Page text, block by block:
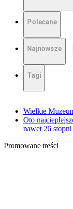
Polecane
Najnowsze
Tagi
Wielkie
Oto
nawet 26 stopni
Promowane treści